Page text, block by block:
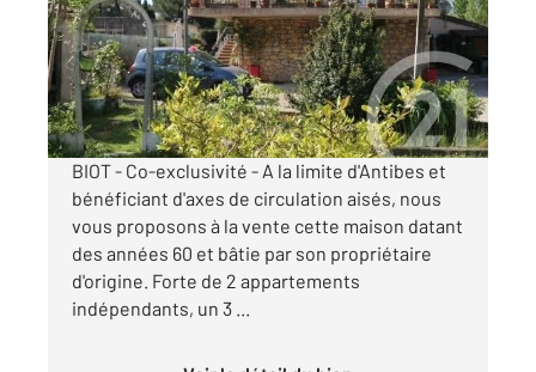
Maison à vendre
599 000 €
Visiter le site dédié
BIOT - Co-exclusivité - A la limite d'Antibes et
bénéficiant d'axes de circulation aisés, nous
vous proposons à la vente cette maison datant
des années 60 et bâtie par son propriétaire
d'origine. Forte de 2 appartements
indépendants, un 3 ...